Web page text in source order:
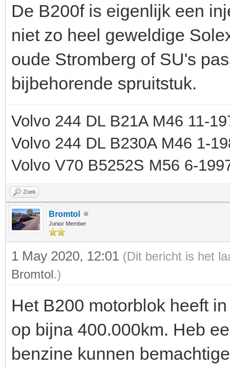
De B200f is eigenlijk een
niet zo heel geweldige
oude Stromberg of SU's
bijbehorende spruitstuk.
Volvo 244 DL B21A M46 11-
Volvo 244 DL B230A M46 1-
Volvo V70 B5252S M56 6-
Zoek
Bromtol
Junior Member
1 May 2020, 12:01 (Dit bericht is het
Bromtol.)
Het B200 motorblok heeft
op bijna 400.000km. Heb
benzine kunnen